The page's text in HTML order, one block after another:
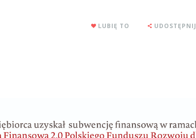
LUBIĘ TO UDOSTĘPNIJ